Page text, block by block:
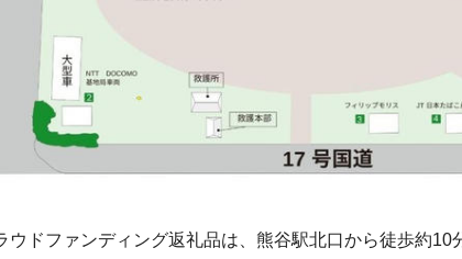
ウドファンディング返礼品は、熊谷駅北口から徒歩約10